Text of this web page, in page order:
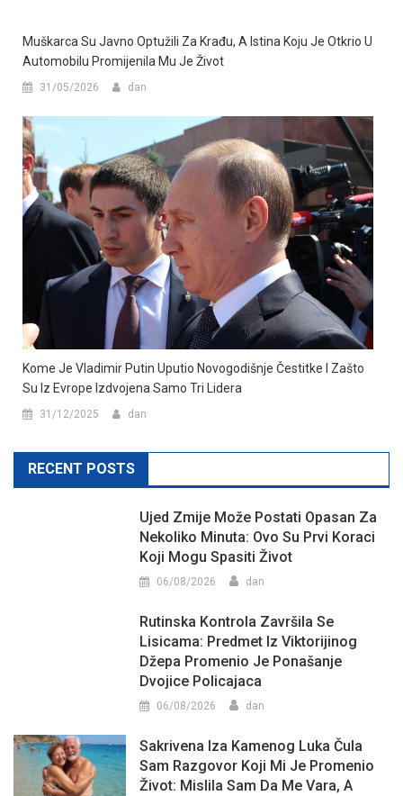
Muškarca Su Javno Optužili Za Krađu, A Istina Koju Je Otkrio U
Automobilu Promijenila Mu Je Život
31/05/2026 dan
Kome Je Vladimir Putin Uputio Novogodišnje Čestitke I Zašto
Su Iz Evrope Izdvojena Samo Tri Lidera
31/12/2025 dan
RECENT POSTS
Ujed Zmije Može Postati Opasan Za
Nekoliko Minuta: Ovo Su Prvi Koraci
Koji Mogu Spasiti Život
06/08/2026 dan
Rutinska Kontrola Završila Se
Lisicama: Predmet Iz Viktorijinog
Džepa Promenio Je Ponašanje
Dvojice Policajaca
06/08/2026 dan
Sakrivena Iza Kamenog Luka Čula
Sam Razgovor Koji Mi Je Promenio
Život: Mislila Sam Da Me Vara, A